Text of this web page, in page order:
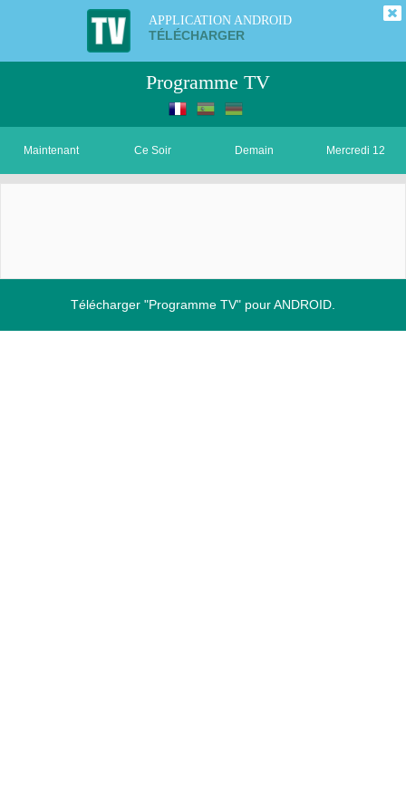
APPLICATION ANDROID
TÉLÉCHARGER
Programme TV
Maintenant Ce Soir Demain Mercredi 12
Télécharger "Programme TV" pour ANDROID.